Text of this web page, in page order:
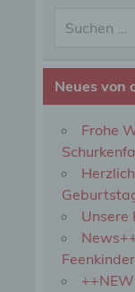
Neues von
Frohe
Unsere